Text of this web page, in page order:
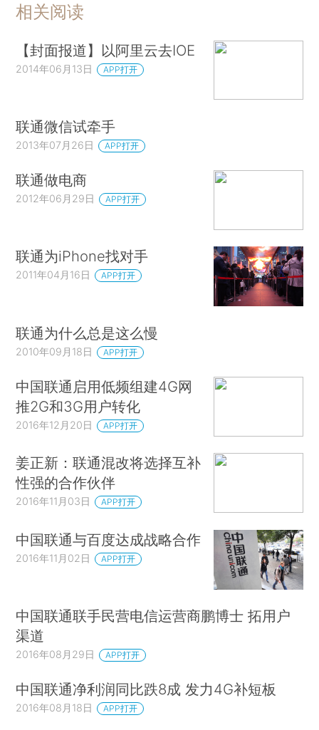
相关阅读
【封面报道】以阿里云去IOE
2014年06月13日 APP打开
联通微信试牵手
2013年07月26日 APP打开
联通做电商
2012年06月29日 APP打开
联通为iPhone找对手
2011年04月16日 APP打开
联通为什么总是这么慢
2010年09月18日 APP打开
中国联通启用低频组建4G网
推2G和3G用户转化
2016年12月20日 APP打开
姜正新：联通混改将选择互补
性强的合作伙伴
2016年11月03日 APP打开
中国联通与百度达成战略合作
2016年11月02日 APP打开
中国联通联手民营电信运营商鹏博士 拓用户
渠道
2016年08月29日 APP打开
中国联通净利润同比跌8成 发力4G补短板
2016年08月18日 APP打开